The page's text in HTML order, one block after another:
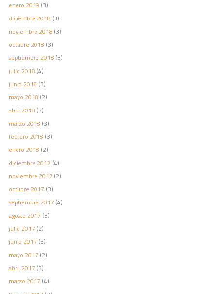
enero 2019 (3)
diciembre 2018 (3)
noviembre 2018 (3)
octubre 2018 (3)
septiembre 2018 (3)
julio 2018 (4)
junio 2018 (3)
mayo 2018 (2)
abril 2018 (3)
marzo 2018 (3)
febrero 2018 (3)
enero 2018 (2)
diciembre 2017 (4)
noviembre 2017 (2)
octubre 2017 (3)
septiembre 2017 (4)
agosto 2017 (3)
julio 2017 (2)
junio 2017 (3)
mayo 2017 (2)
abril 2017 (3)
marzo 2017 (4)